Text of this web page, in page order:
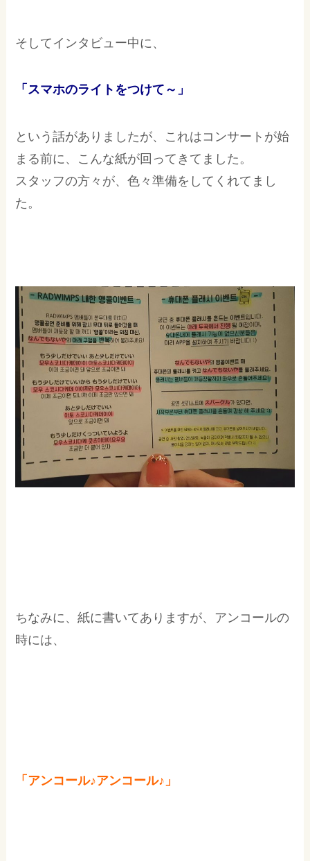
そしてインタビュー中に、
「スマホのライトをつけて～」
という話がありましたが、これはコンサートが始
まる前に、こんな紙が回ってきてました。
スタッフの方々が、色々準備をしてくれてまし
た。
ちなみに、紙に書いてありますが、アンコールの
時には、
「アンコール♪アンコール♪」